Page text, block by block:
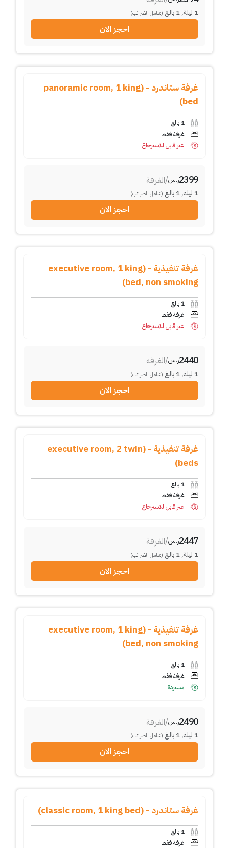
1 ليلة,
1 بالغ (شامل الضرائب)
احجز الان
غرفة ستاندرد - (panoramic room, 1 king
bed)
1 بالغ
غرفة فقط
غير قابل للاسترجاع
2399ر.س/الغرفة
1 ليلة,
1 بالغ (شامل الضرائب)
احجز الان
غرفة تنفيذية - (executive room, 1 king
bed, non smoking)
1 بالغ
غرفة فقط
غير قابل للاسترجاع
2440ر.س/الغرفة
1 ليلة,
1 بالغ (شامل الضرائب)
احجز الان
غرفة تنفيذية - (executive room, 2 twin
beds)
1 بالغ
غرفة فقط
غير قابل للاسترجاع
2447ر.س/الغرفة
1 ليلة,
1 بالغ (شامل الضرائب)
احجز الان
غرفة تنفيذية - (executive room, 1 king
bed, non smoking)
1 بالغ
غرفة فقط
مستردة
2490ر.س/الغرفة
1 ليلة,
1 بالغ (شامل الضرائب)
احجز الان
غرفة ستاندرد - (classic room, 1 king bed)
1 بالغ
غرفة فقط